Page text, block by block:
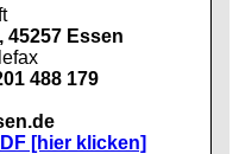
45257 Essen
488 179
[hier klicken]